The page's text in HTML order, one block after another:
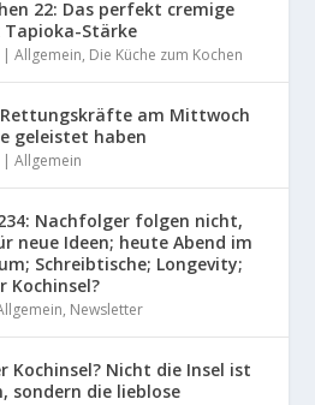
22: Das perfekt cremige
Tapioka-Stärke
|Allgemein, Die Küche zum Kochen
Rettungskräfte am Mittwoch
geleistet haben
|Allgemein
Nachfolger folgen nicht,
neue Ideen; heute Abend im
Schreibtische; Longevity;
Kochinsel?
, Newsletter
Kochinsel? Nicht die Insel ist
sondern die lieblose